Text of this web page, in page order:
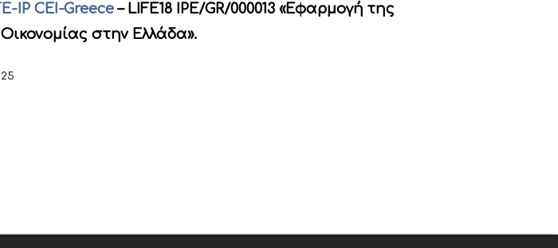
IP CEI-Greece– LIFE18 IPE/GR/000013 «Εφαρμογή της
στην Ελλάδα».